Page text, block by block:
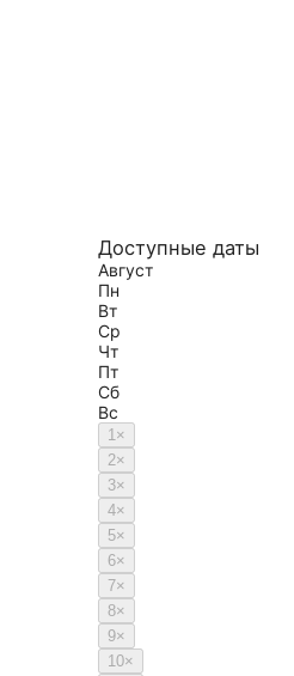
Доступные даты
Август
Пн
Вт
Ср
Чт
Пт
Сб
Вс
1×
2×
3×
4×
5×
6×
7×
8×
9×
10×